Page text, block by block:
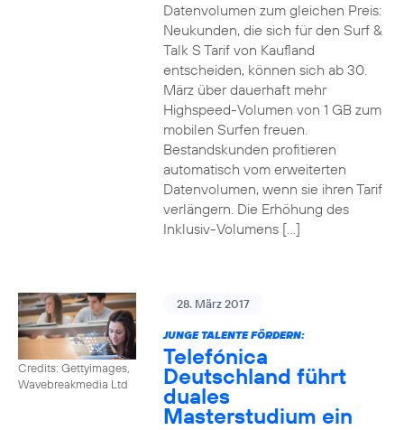
Datenvolumen zum gleichen Preis:
Neukunden, die sich für den Surf &
Talk S Tarif von Kaufland
entscheiden, können sich ab 30.
März über dauerhaft mehr
Highspeed-Volumen von 1 GB zum
mobilen Surfen freuen.
Bestandskunden profitieren
automatisch vom erweiterten
Datenvolumen, wenn sie ihren Tarif
verlängern. Die Erhöhung des
Inklusiv-Volumens […]
Credits: Gettyimages,
Wavebreakmedia Ltd
28. März 2017
JUNGE TALENTE FÖRDERN:
Telefónica
Deutschland führt
duales
Masterstudium ein